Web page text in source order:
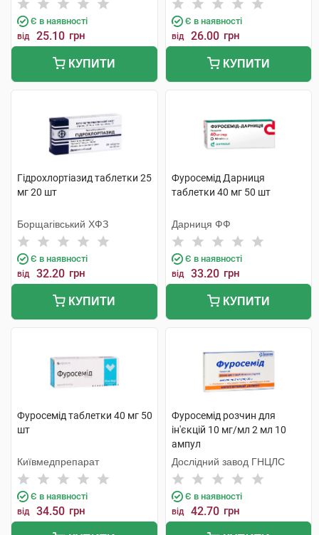
Є в наявності
від 25.10 грн
КУПИТИ
Є в наявності
від 26.00 грн
КУПИТИ
Гідрохлортіазид таблетки 25
мг 20 шт
Борщагівський ХФЗ
Є в наявності
від 32.20 грн
КУПИТИ
Фуросемід Дарниця
таблетки 40 мг 50 шт
Дарниця ФФ
Є в наявності
від 33.20 грн
КУПИТИ
Фуросемід таблетки 40 мг 50
шт
Київмедпрепарат
Є в наявності
від 34.50 грн
Фуросемід розчин для
ін'єкцій 10 мг/мл 2 мл 10
ампул
Дослідний завод ГНЦЛС
Є в наявності
від 42.70 грн